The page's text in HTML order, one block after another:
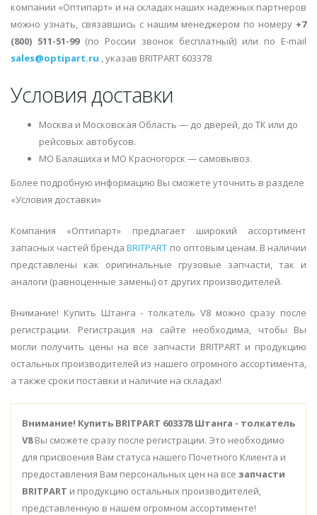
компании «Оптипарт» и на складах наших надежных партнеров
можно узнать, связавшись с нашим менеджером по номеру +7
(800) 511-51-99(по России звонок бесплатный) или по E-mail
sales@optipart.ru , указав BRITPART 603378
Условия доставки
Москва и Московская Область — до дверей, до ТК или до
рейсовых автобусов.
МО Балашиха и МО Красногорск — самовывоз.
Более подробную информацию Вы сможете уточнить в разделе
«Условия доставки»
Компания «Оптипарт» предлагает широкий ассортимент
запасных частей брендаBRITPART по оптовым ценам. В наличии
представлены как оригинальные грузовые запчасти, так и
аналоги (равноценные замены) от других производителей.
Внимание! Купить Штанга - толкатель V8 можно сразу после
регистрации. Регистрация на сайте необходима, чтобы Вы
могли получить цены на все запчасти BRITPART и продукцию
остальных производителей из нашего огромного ассортимента,
а также сроки поставки и наличие на складах!
Внимание! Купить BRITPART 603378 Штанга - толкатель
V8Вы сможете сразу после регистрации. Это необходимо
для присвоения Вам статуса нашего Почетного Клиента и
предоставления Вам персональных цен на все запчасти
BRITPART и продукцию остальных производителей,
представленную в нашем огромном ассортименте!